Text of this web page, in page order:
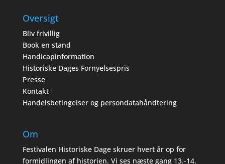
Oversigt
Bliv frivillig
Book en stand
Handicapinformation
Historiske Dages Fornyelsespris
Presse
Kontakt
Handelsbetingelser og persondatahåndtering
Om
Festivalen Historiske Dage skruer hvert år op for
formidlingen af historien. Vi ses næste gang 13.-14.